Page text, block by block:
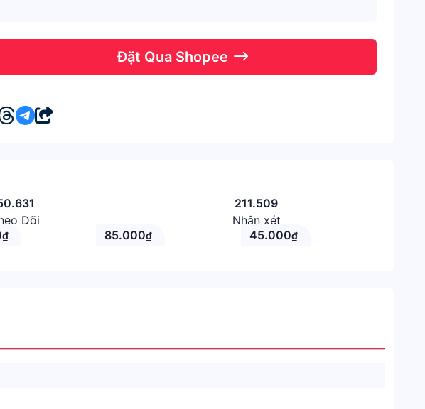
Đặt Qua Shopee
Dõi
211.509
Nhận xét
₫ 85.000₫ 45.000₫